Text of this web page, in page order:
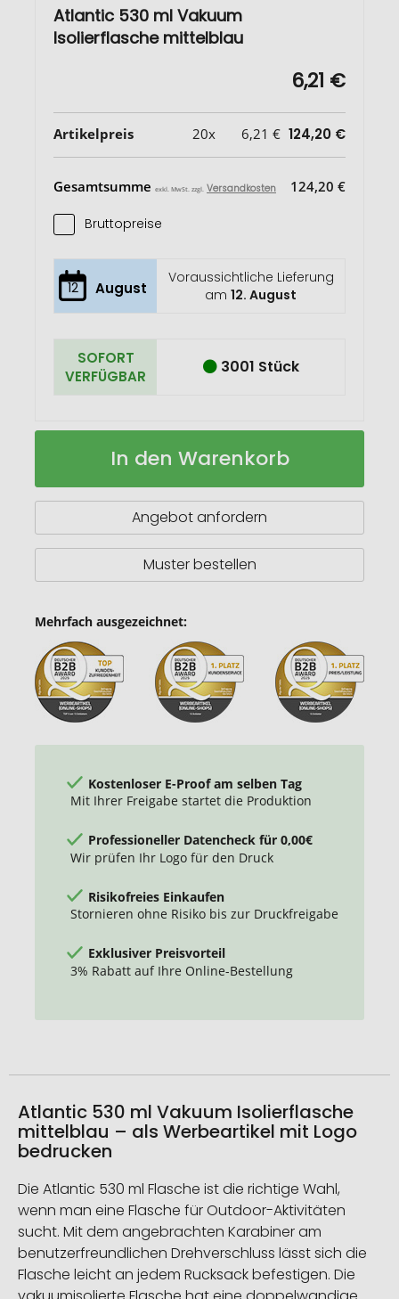
Atlantic 530 ml Vakuum
Isolierflasche mittelblau
6,21 €
Artikelpreis 20x 6,21 € 124,20 €
Gesamtsumme exkl. MwSt. zzgl. Versandkosten 124,20 €
Bruttopreise
12 August
Voraussichtliche Lieferung
am12. August
SOFORT
VERFÜGBAR
3001 Stück
Atlantic
Vakuum
Auf
In den Warenkorb
Angebot anfordern
Muster bestellen
Mehrfach ausgezeichnet:
Kostenloser E-Proof am selben Tag
Mit Ihrer Freigabe startet die Produktion
Professioneller Datencheck für 0,00€
Wir prüfen Ihr Logo für den Druck
Risikofreies Einkaufen
Stornieren ohne Risiko bis zur Druckfreigabe
Exklusiver Preisvorteil
3% Rabatt auf Ihre Online-Bestellung
Atlantic 530 ml Vakuum Isolierflasche
mittelblau – als Werbeartikel mit Logo
bedrucken
Die Atlantic 530 ml Flasche ist die richtige Wahl,
wenn man eine Flasche für Outdoor-Aktivitäten
sucht. Mit dem angebrachten Karabiner am
benutzerfreundlichen Drehverschluss lässt sich die
Flasche leicht an jedem Rucksack befestigen. Die